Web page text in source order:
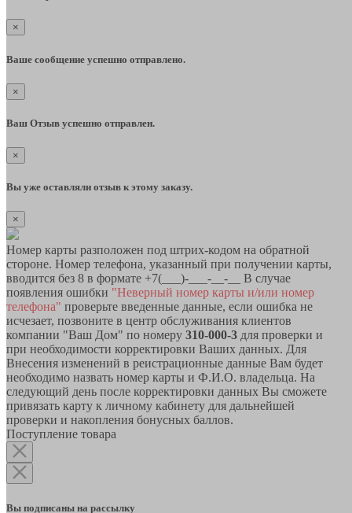
×
Ваше сообщение успешно отправлено.
×
Ваш Отзыв успешно отправлен.
×
Вы уже оставляли отзыв к этому заказу.
×
Номер карты разположен под штрих-кодом на обратной
стороне. Номер телефона, указанный при получении карты,
вводится без 8 в формате +7(___)-___-__-__ В случае
появления ошибки "Неверный номер карты и/или номер
телефона" проверьте введенные данные, если ошибка не
исчезает, позвоните в центр обслуживания клиентов
компании "Ваш Дом" по номеру 310-000-3 для проверки и
при необходимости корректировки Ваших данных. Для
Внесения изменений в реистрационные данные Вам будет
необходимо назвать номер карты и Ф.И.О. владельца. На
следующий день после корректировки данных Вы сможете
привязать карту к личному кабинету для дальнейшей
проверки и накопления бонусных баллов.
Поступление товара
Вы подписаны на рассылку